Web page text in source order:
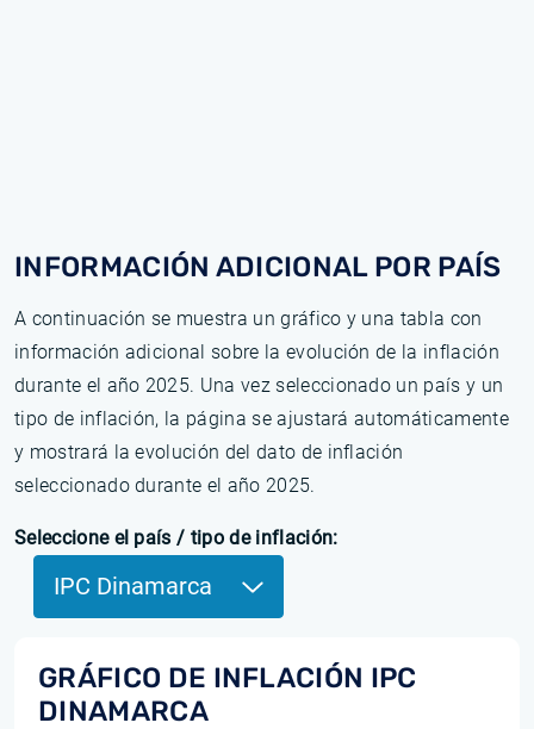
INFORMACIÓN ADICIONAL POR PAÍS
A continuación se muestra un gráfico y una tabla con
información adicional sobre la evolución de la inflación
durante el año 2025. Una vez seleccionado un país y un
tipo de inflación, la página se ajustará automáticamente
y mostrará la evolución del dato de inflación
seleccionado durante el año 2025.
Seleccione el país / tipo de inflación:
IPC Dinamarca
GRÁFICO DE INFLACIÓN IPC
DINAMARCA